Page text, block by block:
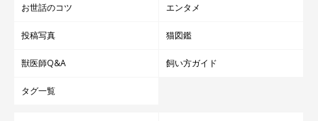
窓際でのほっこりする光景。
お世話のコツ エンタメ
投稿写真 猫図鑑
獣医師Q&A 飼い方ガイド
タグ一覧